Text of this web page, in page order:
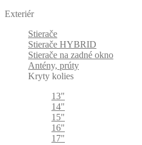
Exteriér
Stierače
Stierače HYBRID
Stierače na zadné okno
Antény, prúty
Kryty kolies
13"
14"
15"
16"
17"